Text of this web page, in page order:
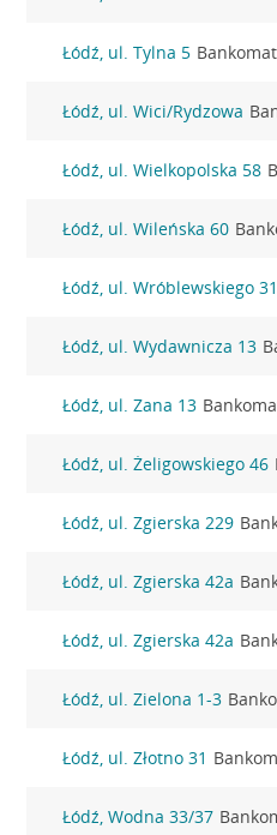
Łódź, ul. Tylna 5
Łódź, ul. Wici/Rydzowa
Łódź, ul. Wielkopolska 58
Łódź, ul. Wileńska 60
Łódź, ul. Wróblewskiego 31
Łódź, ul. Wydawnicza 13
Łódź, ul. Zana 13
Łódź, ul. Żeligowskiego 46
Łódź, ul. Zgierska 229
Łódź, ul. Zgierska 42a
Łódź, ul. Zgierska 42a
Łódź, ul. Zielona 1-3
Łódź, ul. Złotno 31
Łódź, Wodna 33/37